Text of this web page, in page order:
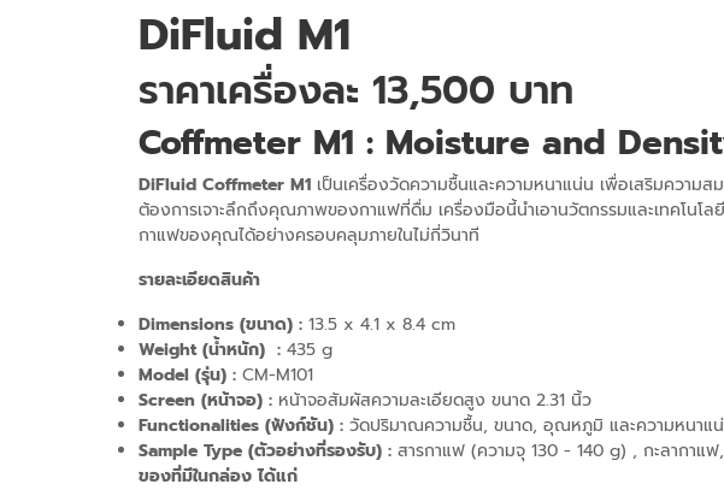
DiFluid M1
ราคาเครื่องละ 13,500 บาท
Coffmeter M1 : Moisture and
DiFluid Coffmeter M1 เป็นเครื่องวัดความชื้นและความหนาแน่น เพื่อเสริมความ
ต้องการเจาะลึกถึงคุณภาพของกาแฟที่ดื่ม เครื่องมือนี้นำเอานวัตกรรมและเทคโน
กาแฟของคุณได้อย่างครอบคลุมภายในไม่กี่วินาที
รายละเอียดสินค้า
Dimensions (ขนาด) : 13.5 x 4.1 x 8.4 cm
Weight (น้ำหนัก) : 435 g
Model (รุ่น) : CM-M101
Screen (หน้าจอ) : หน้าจอสัมผัสความละเอียดสูง ขนาด 2.31 นิ้ว
Functionalities (ฟังก์ชัน) : วัดปริมาณความชื้น, ขนาด, อุณหภูมิ และความหนาแ
Sample Type (ตัวอย่างที่รองรับ) : สารกาแฟ (ความจุ 130 - 140 g) , กะลากาแ
ของที่มีในกล่อง ได้แก่